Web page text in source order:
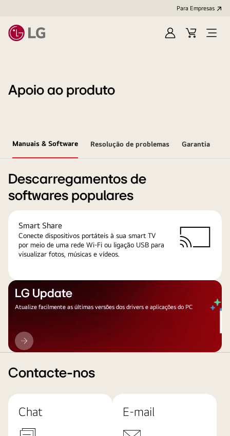
Para Empresas
IniciarCart
Open
Apoio ao produto
Manuais & Software Resolução de problemas Garantia
Descarregamentos de
softwares populares
Smart Share
Conecte dispositivos portáteis à sua smart TV
por meio de uma rede Wi-Fi ou ligação USB para
visualizar fotos, músicas e vídeos.
LG Update
Atualize facilmente as últimas versões dos drivers e aplicações do PC
LG
Update
Contacte-nos
Chat E-mail